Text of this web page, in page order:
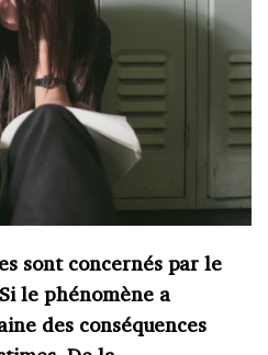
sont concernés par le
le phénomène a
des conséquences